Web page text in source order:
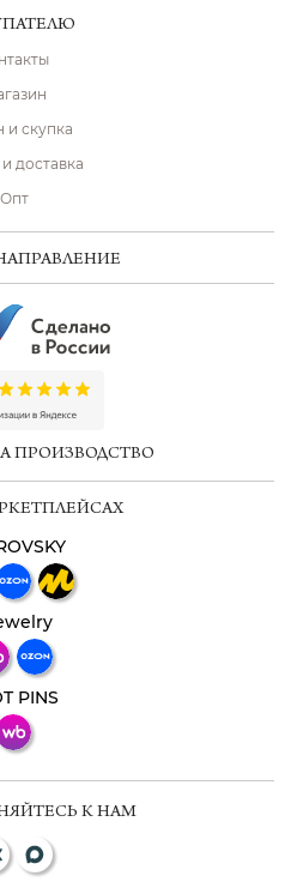
и скупка
доставка
Опт
ПРОИЗВОДСТВО
PINS
К НАМ